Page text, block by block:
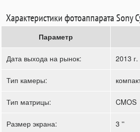
Характеристики фотоаппарата Sony
Параметр
Дата выхода на рынок: 2013 г.
Тип камеры:
Тип матрицы: CMOS
Размер экрана: 3 ''